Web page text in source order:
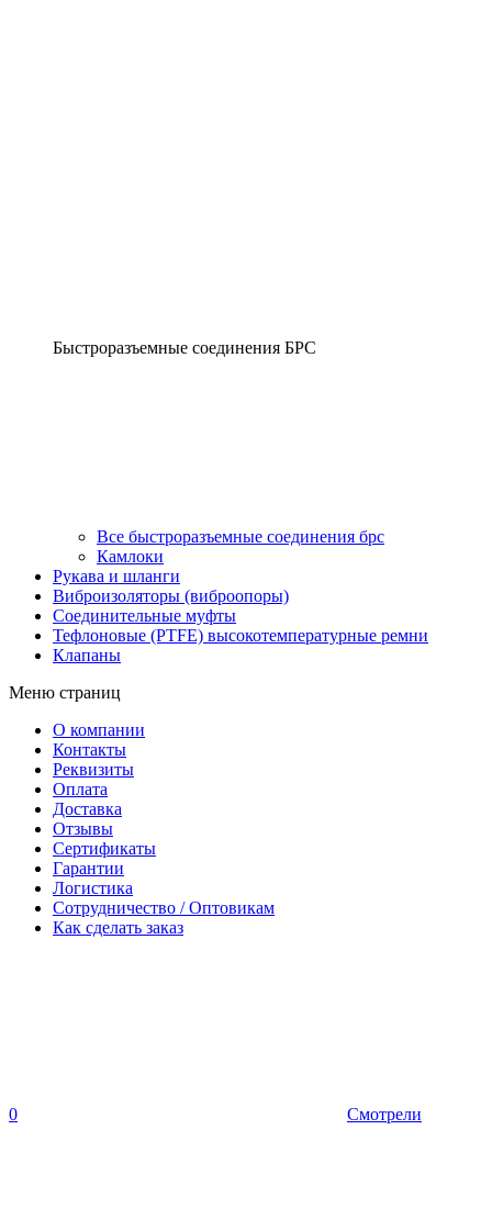
Быстроразъемные соединения БРС
Все быстроразъемные соединения брс
Камлоки
Рукава и шланги
Виброизоляторы (виброопоры)
Соединительные муфты
Тефлоновые (PTFE) высокотемпературные ремни
Клапаны
Меню страниц
О компании
Контакты
Реквизиты
Оплата
Доставка
Отзывы
Сертификаты
Гарантии
Логистика
Сотрудничество / Оптовикам
Как сделать заказ
0 Смотрели